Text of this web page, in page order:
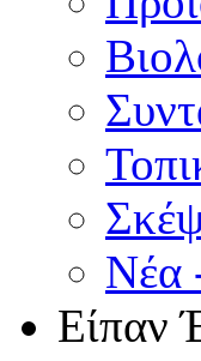
Νέα
Είπαν